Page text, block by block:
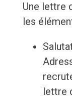
Une lettre
les
lettre